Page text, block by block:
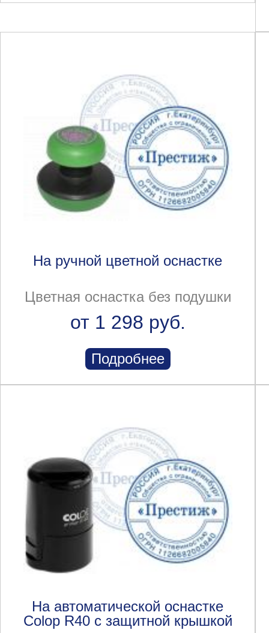
На ручной цветной оснастке
Цветная оснастка без подушки
от 1 298 руб.
Подробнее
На автоматической оснастке
Colop R40 с защитной крышкой